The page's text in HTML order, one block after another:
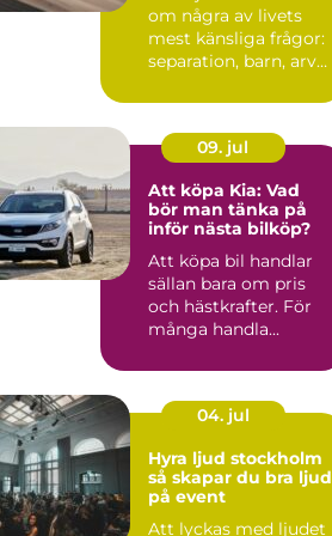
om några av livets
mest känsliga frågor:
separation, barn, arv
09. jul
Att köpa Kia: Vad
bör man tänka på
inför nästa bilköp?
Att köpa bil handlar
sällan bara om pris
och hästkrafter. För
många handla...
04. jul
Hyra ljud stockholm
så skapar du bra ljud
på event
Att lyckas med ljudet